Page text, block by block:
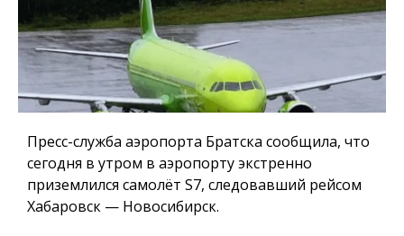
Пресс-служба аэропорта Братска сообщила, что
сегодня в утром в аэропорту экстренно
приземлился самолёт S7, следовавший рейсом
Хабаровск — Новосибирск.